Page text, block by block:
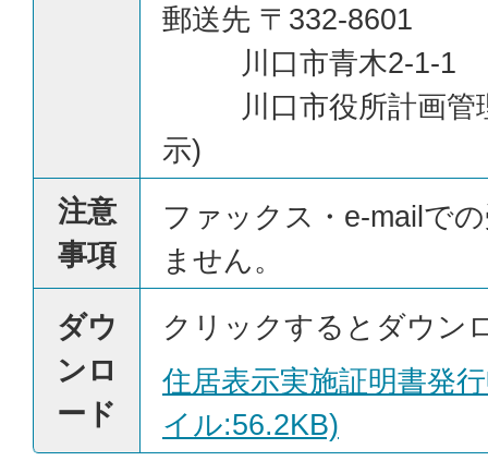
郵送先 〒332-8601
川口市青木2-1-1
川口市役所計画管
示)
注意
事項
ファックス・e-mailで
ません。
ダウ
ンロ
ード
クリックするとダウン
住居表示実施証明書発
イル:56.2KB)